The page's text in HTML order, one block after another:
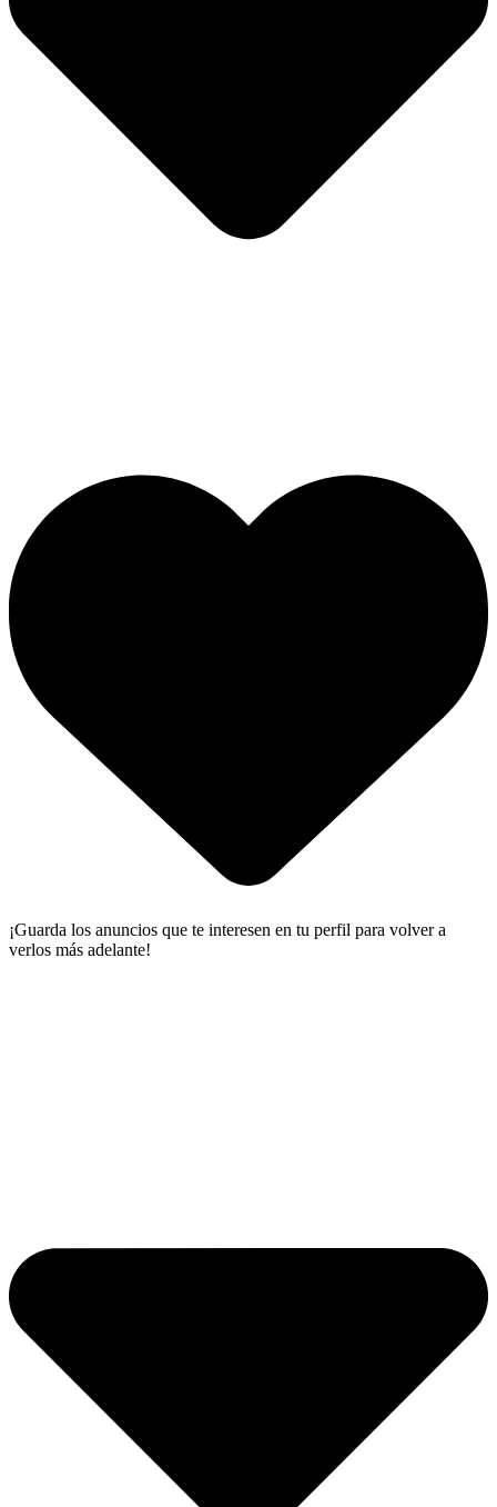
¡Guarda los anuncios que te interesen en tu perfil para volver a
verlos más adelante!